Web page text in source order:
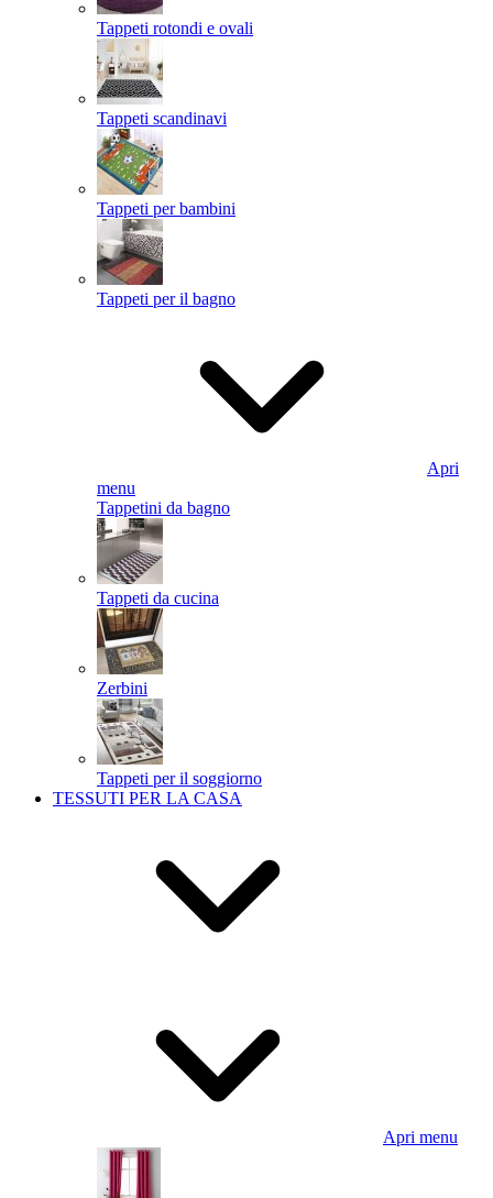
Tappeti rotondi e ovali
Tappeti scandinavi
Tappeti per bambini
Tappeti per il bagno
Apri
menu
Tappetini da bagno
Tappeti da cucina
Zerbini
Tappeti per il soggiorno
TESSUTI PER LA CASA
Apri menu